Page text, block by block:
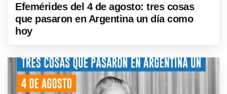
Efemérides del 4 de agosto: tres cosas
que pasaron en Argentina un día como
hoy